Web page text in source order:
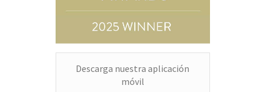
Descarga nuestra aplicación
móvil